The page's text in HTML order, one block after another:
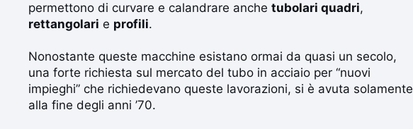
permettono di curvare e calandrare anche tubolari quadri,
rettangolari e profili.
Nonostante queste macchine esistano ormai da quasi un secolo,
una forte richiesta sul mercato del tubo in acciaio per “nuovi
impieghi” che richiedevano queste lavorazioni, si è avuta solamente
alla fine degli anni ’70.